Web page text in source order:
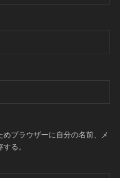
ブラウザーに自分の名前、メ
る。